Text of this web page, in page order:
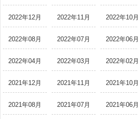
2022年12月 2022年11月 2022年10月
2022年08月 2022年07月 2022年06月
2022年04月 2022年03月 2022年02月
2021年12月 2021年11月 2021年10月
2021年08月 2021年07月 2021年06月